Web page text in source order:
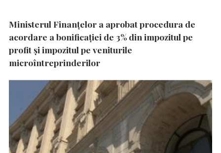
Ministerul Finanțelor a aprobat procedura de
acordare a bonificației de 3% din impozitul pe
profit și impozitul pe veniturile
microîntreprinderilor